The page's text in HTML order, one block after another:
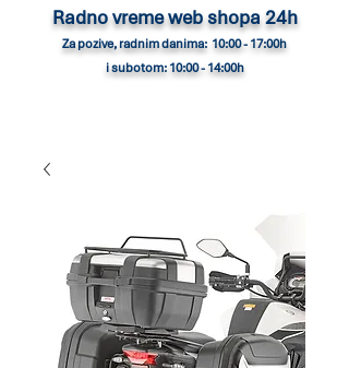
Radno vreme web shopa 24h
Za pozive, radnim danima: 10:00 - 17:00h
i subotom: 10:00 - 14:00h